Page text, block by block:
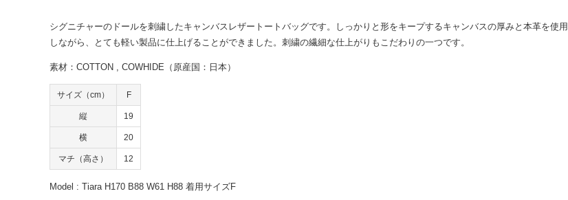
シグニチャーのドールを刺繍したキャンバスレザートートバッグです。しっかりと形をキープするキャンバスの厚みと本革を使用
しながら、とても軽い製品に仕上げることができました。刺繍の繊細な仕上がりもこだわりの一つです。
素材：COTTON , COWHIDE（原産国：日本）
サイズ（cm） F
縦 19
横 20
マチ（高さ） 12
Model : Tiara H170 B88 W61 H88 着用サイズF